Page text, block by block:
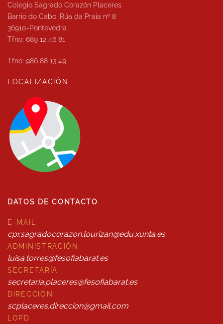
Colegio Sagrado Corazón Placeres
Barrio do Cabo, Rúa da Praia nº 8
36910-Pontevedra
Tfno: 689 12 46 81
Tfno: 986 88 13 49
LOCALIZACIÓN
DATOS DE CONTACTO
E-MAIL
cpr.sagradocorazon.lourizan@edu.xunta.es
ADMINISTRACIÓN
luisa.torres@fesofiabarat.es
SECRETARÍA
secretaria.placeres@fesofiabarat.es
DIRECCIÓN
scplaceres.direccion@gmail.com
LOPD